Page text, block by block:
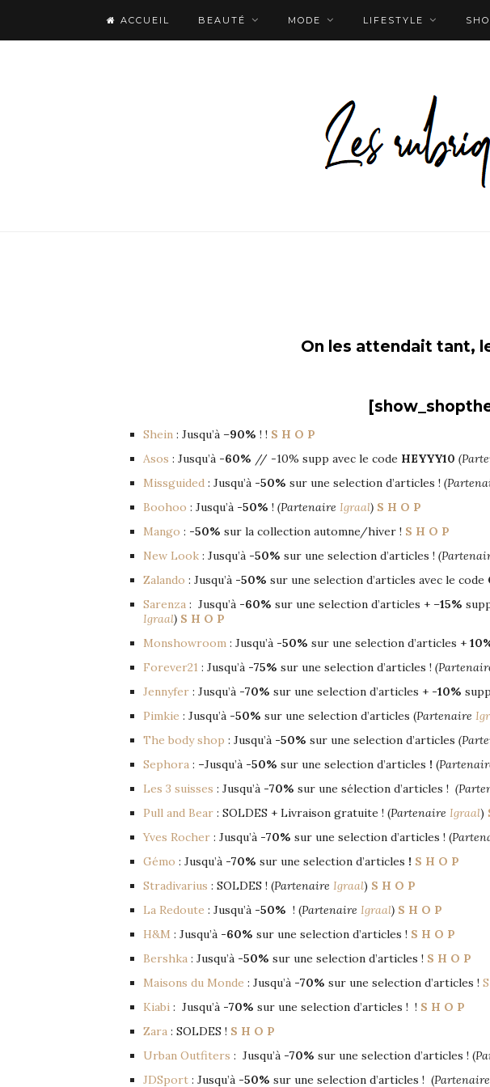
ACCUEIL BEAUTÉ MODE LIFESTYLE
On les attendait tant,
Shein : Jusqu’à –90% ! ! S H O P
Asos : Jusqu’à -60% // -10% supp avec le code HEYYY10
Missguided : Jusqu’à -50% sur une selection d’articles !
Boohoo : Jusqu’à -50% ! (Partenaire Igraal) S H O P
Mango : -50% sur la collection automne/hiver ! S H O P
New Look : Jusqu’à -50% sur une selection d’articles !
Zalando : Jusqu’à -50% sur une selection d’articles avec le code
Sarenza : Jusqu’à -60% sur une selection d’articles + –15%
Igraal) S H O P
Monshowroom : Jusqu’à -50% sur une selection d’articles +
Forever21 : Jusqu’à -75% sur une selection d’articles !
Jennyfer : Jusqu’à -70% sur une selection d’articles + -10%
Pimkie : Jusqu’à -50% sur une selection d’articles (Partenaire
The body shop : Jusqu’à -50% sur une selection d’articles
Sephora : –Jusqu’à -50% sur une selection d’articles ! (
Les 3 suisses : Jusqu’à -70% sur une sélection d’articles !
Pull and Bear : SOLDES + Livraison gratuite ! (Partenaire Igraal)
Yves Rocher : Jusqu’à -70% sur une selection d’articles ! (
Gémo : Jusqu’à -70% sur une selection d’articles ! S H O P
Stradivarius : SOLDES ! (Partenaire Igraal) S H O P
La Redoute : Jusqu’à -50% ! (Partenaire Igraal) S H O P
H&M : Jusqu’à -60% sur une selection d’articles ! S H O P
Bershka : Jusqu’à -50% sur une selection d’articles ! S H O P
Maisons du Monde : Jusqu’à -70% sur une selection d’articles !
Kiabi : Jusqu’à -70% sur une selection d’articles ! ! S H O P
Zara : SOLDES ! S H O P
Urban Outfiters : Jusqu’à -70% sur une selection d’articles ! (
JDSport : Jusqu’à -50% sur une selection d’articles ! (Partenaire